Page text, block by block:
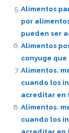
Alimentos
por
pueden ser
Alimentos
conyuge
Alimentos.
cuando los
acreditar en
Alimentos.
cuando los
acreditar en